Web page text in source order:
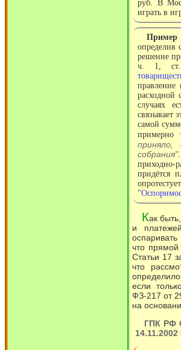
руб. В
играть в
определив
решение
ч. 1,
расходной
случаях
связывает
самой
примерно
собрания"
придётся
"
Как
и
что
Статьи 17
что
если
ФЗ-217 от
на
ГПК РФ